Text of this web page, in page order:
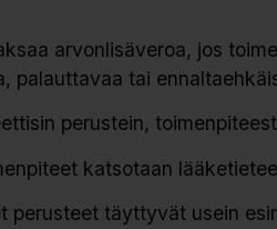
arvonlisäveroa, jos
palauttavaa tai
perustein,
katsotaan
perusteet täyttyvät usein